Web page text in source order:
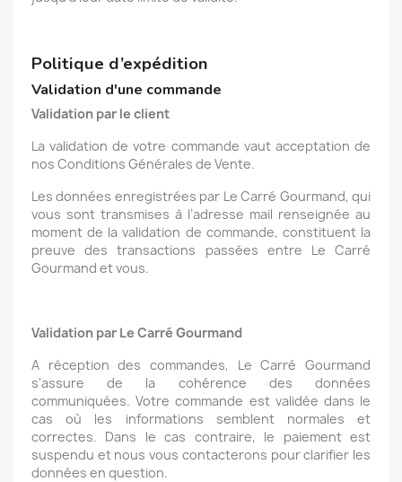
Politique d’expédition
Validation d'une commande
Validation par le client
La validation de votre commande vaut acceptation de
nos Conditions Générales de Vente.
Les données enregistrées par Le Carré Gourmand, qui
vous sont transmises à l’adresse mail renseignée au
moment de la validation de commande, constituent la
preuve des transactions passées entre Le Carré
Gourmand et vous.
Validation par Le Carré Gourmand
A réception des commandes, Le Carré Gourmand
s'assure de la cohérence des données
communiquées. Votre commande est validée dans le
cas où les informations semblent normales et
correctes. Dans le cas contraire, le paiement est
suspendu et nous vous contacterons pour clarifier les
données en question.